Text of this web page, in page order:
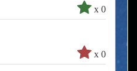
x 0
x 0